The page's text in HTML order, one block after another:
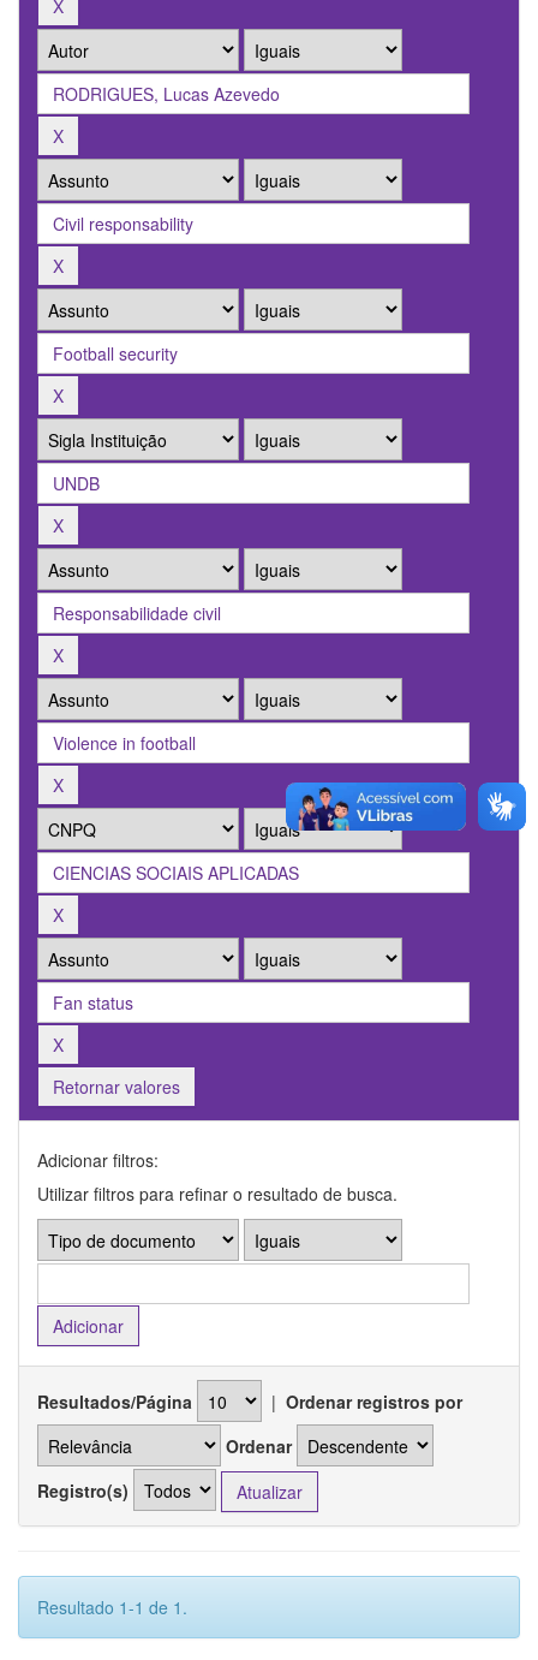
Retornar valores
Adicionar filtros:
Utilizar filtros para refinar o resultado de busca.
Resultados/Página | Ordenar registros por
Ordenar
Registro(s)
Resultado 1-1 de 1.